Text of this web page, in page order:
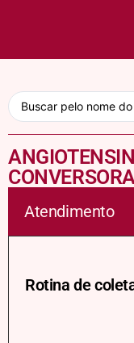
Atendimento
Rotina de